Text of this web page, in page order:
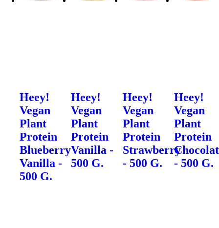
Heey!
Vegan
Plant
Protein
Blueberry
Vanilla -
500 G.
Heey!
Vegan
Plant
Protein
Vanilla -
500 G.
Heey!
Vegan
Plant
Protein
Strawberry
- 500 G.
Heey!
Vegan
Plant
Protein
- 500 G.